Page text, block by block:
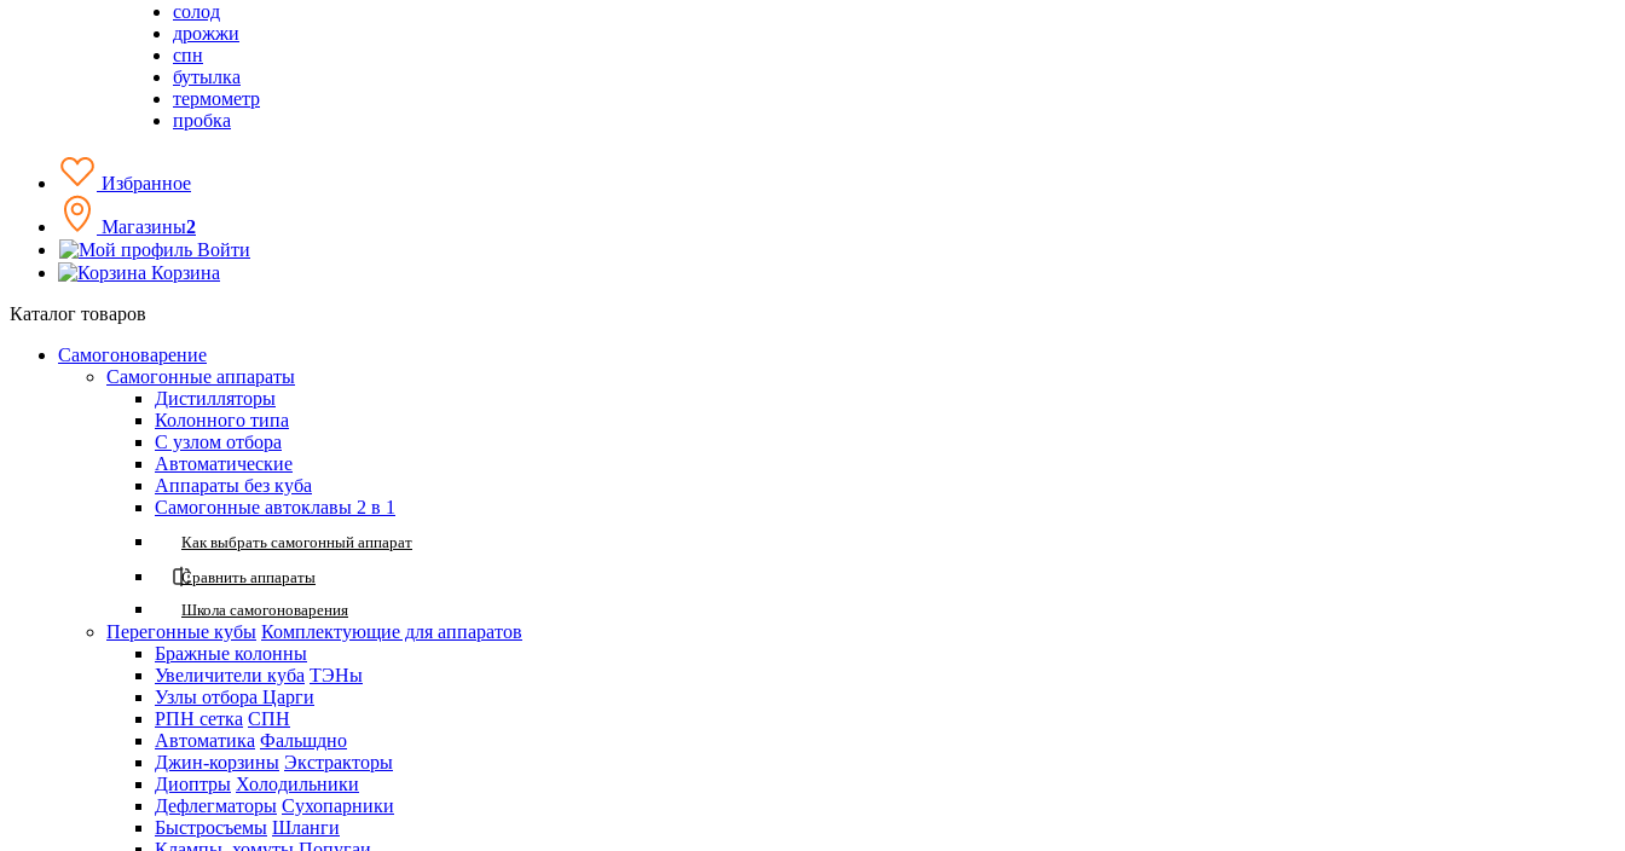
солод
дрожжи
спн
бутылка
термометр
пробка
Избранное
Магазины2
Войти
Корзина
Каталог товаров
Самогоноварение
Самогонные аппараты
Дистилляторы
Колонного типа
С узлом отбора
Автоматические
Аппараты без куба
Самогонные автоклавы 2 в 1
Как выбрать самогонный аппарат
Сравнить аппараты
Школа самогоноварения
Перегонные кубы Комплектующие для аппаратов
Бражные колонны
Увеличители куба ТЭНы
Узлы отбора Царги
РПН сетка СПН
Автоматика Фальшдно
Джин-корзины Экстракторы
Диоптры Холодильники
Дефлегматоры Сухопарники
Быстросъемы Шланги